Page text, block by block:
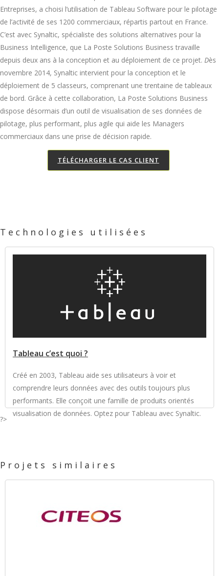
Entreprises, a choisi l’utilisation de Tableau Software pour le pilotage
de l’activité de ses 1200 commerciaux, répartis partout en France.
C’est avec Synaltic, spécialiste des solutions alternatives pour la
Business Intelligence, que La Poste Solutions Business travaille
depuis deux ans à la conception et au déploiement de ce projet. Dès
novembre 2014, Synaltic intervient pour la conception et le
déploiement de 5 classeurs, comprenant une trentaine de tableaux
de bord. Grâce à cette collaboration, La Poste Solutions Business
dispose désormais d’un outil de visualisation de ses données de
pilotage, plus performant, plus agile qui aide les Managers
commerciaux dans une prise de décision rapide.
TÉLÉCHARGER LE CAS CLIENT
Technologies utilisées
Tableau c’est quoi ?
Créé en 2003, Tableau aide ses utilisateurs à voir et
comprendre leurs données avec des outils toujours plus
performants. Elle conçoit une famille de produits orientés
visualisation de données. Optez pour Tableau avec Synaltic.
?>
Projets similaires